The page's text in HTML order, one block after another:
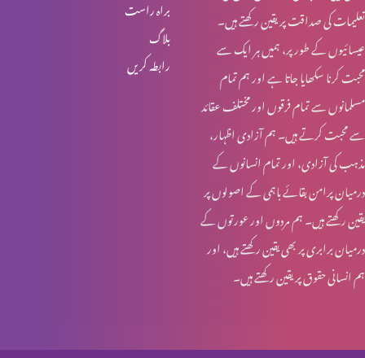
یسوع – ہماری زندہ امید
تجسمِ نورِ جہاں
ایمانویل: خدا ہمارے ساتھ
عیدِ میلادِ مسیح: مبارکباد
براہ راست
بلاگ
رابطہ کریں
تعلیمات کی صداقت پر یقین رکھتے ہیں۔
عیسائیوں کے طور پر، ہمیں ہر ایک سے
محبت کرنا سکھایا جاتا ہے اور ہم تمام
مسلمانوں سے تمام فرقوں اور مختلف عقائد
سے محبت کرتے ہیں۔ ہم آزادی اظہار،
مذہب کی آزادی، اور تمام انسانوں کے
درمیان پرامن بقائے باہمی کے اصولوں پر
یقین رکھتے ہیں۔ ہم مردوں اور عورتوں کے
درمیان برابری پر بھی یقین رکھتے ہیں، اور
ہم انسانی حقوق پر یقین رکھتے ہیں۔